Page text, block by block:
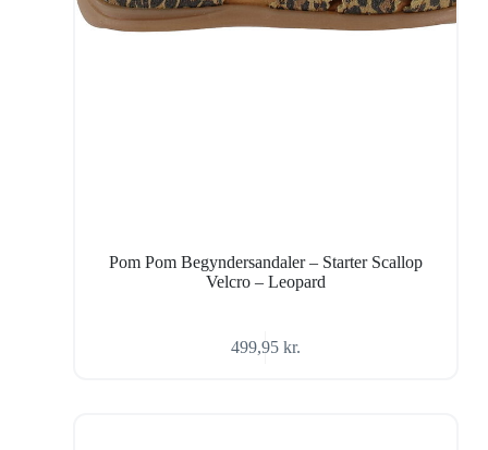
Pom Pom Begyndersandaler – Starter Scallop
Velcro – Leopard
499,95 kr.